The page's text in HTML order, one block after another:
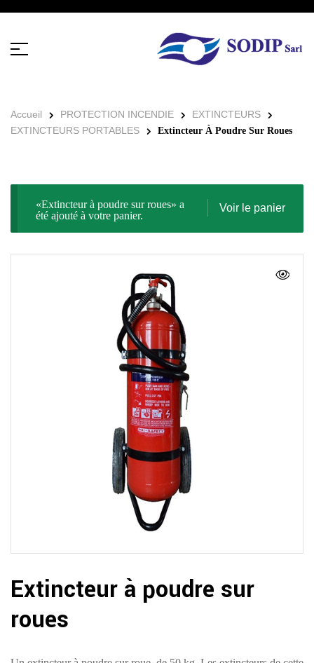
Accueil PROTECTION INCENDIE
EXTINCTEURS
EXTINCTEURS PORTABLES
Extincteur À Poudre Sur Roues
Voir le panier
«Extincteur à poudre sur roues» a
été ajouté à votre panier.
Extincteur à poudre sur
roues